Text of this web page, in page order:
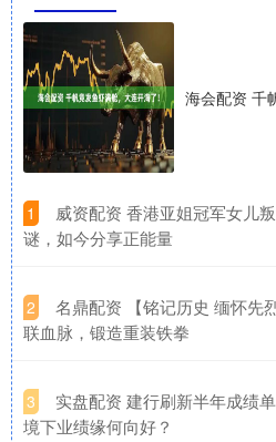
海会配资 千
1
威资配资 香港亚姐冠军女儿
谜，如今分享正能量
2
名鼎配资 【铭记历史 缅怀先
联血脉，锻造重装铁拳
3
实盘配资 建行刷新半年成绩
境下业绩缘何向好？